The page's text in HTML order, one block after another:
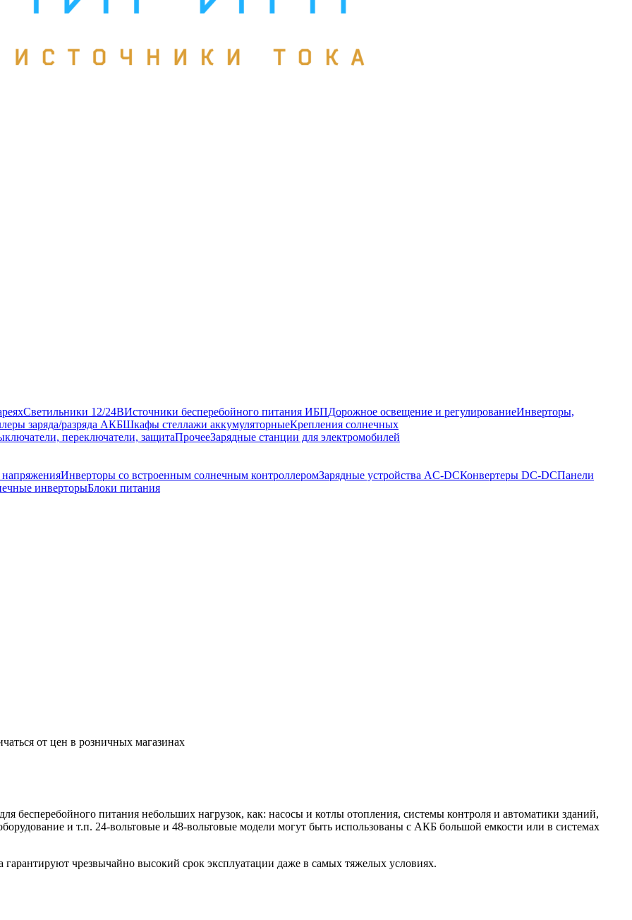
Светильники 12/24ВИсточники бесперебойного питания ИБПДорожное освещение и регулированиеИнверторы,
заряда/разряда АКБШкафы стеллажи аккумуляторныеКрепления солнечных
переключатели, защитаПрочееЗарядные станции для электромобилей
Инверторы со встроенным солнечным контроллеромЗарядные устройства AC-DCКонвертеры DC-DCПанели
инверторыБлоки питания
от цен в розничных магазинах
бесперебойного питания небольших нагрузок, как: насосы и котлы отопления, системы контроля и автоматики зданий,
и т.п. 24-вольтовые и 48-вольтовые модели могут быть использованы с АКБ большой емкости или в системах
чрезвычайно высокий срок эксплуатации даже в самых тяжелых условиях.